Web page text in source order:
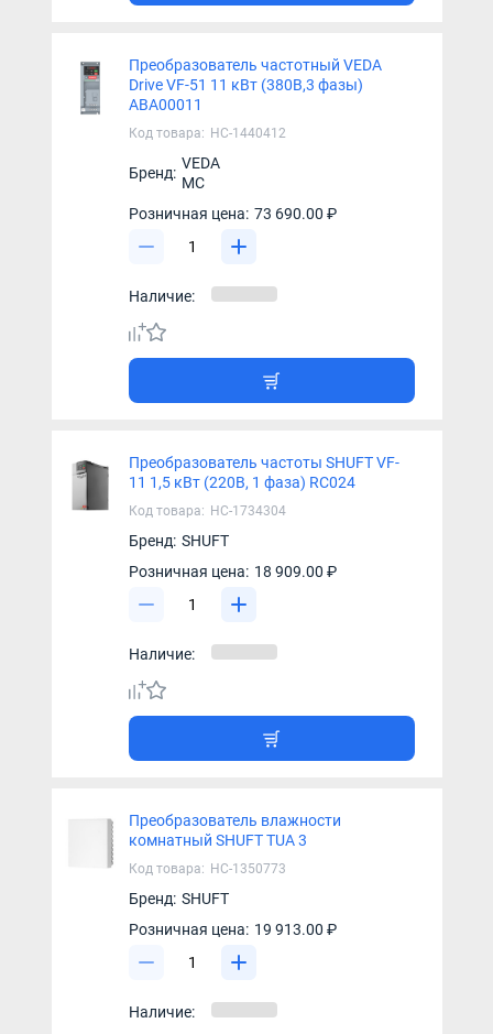
Преобразователь частотный VEDA
Drive VF-51 11 кВт (380В,3 фазы)
ABA00011
Код товара: НС-1440412
Бренд:
VEDA
MC
Розничная цена: 73 690.00 ₽
Наличие:
Преобразователь частоты SHUFT VF-
11 1,5 кВт (220В, 1 фаза) RC024
Код товара: НС-1734304
Бренд: SHUFT
Розничная цена: 18 909.00 ₽
Наличие:
Преобразователь влажности
комнатный SHUFT TUA 3
Код товара: НС-1350773
Бренд: SHUFT
Розничная цена: 19 913.00 ₽
Наличие: